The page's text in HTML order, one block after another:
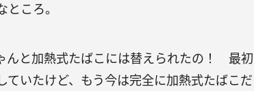
ころ。
んと加熱式たばこには替えられたの！ 最初
ていたけど、もう今は完全に加熱式たばこだ